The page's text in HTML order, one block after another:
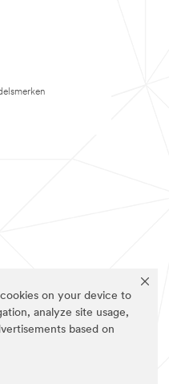
on your device to
analyze site usage,
based on